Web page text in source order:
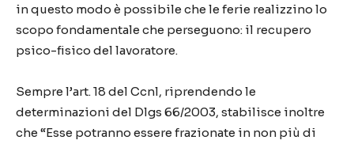
in questo modo è possibile che le ferie realizzino lo
scopo fondamentale che perseguono: il recupero
psico-fisico del lavoratore.
Sempre l’art. 18 del Ccnl, riprendendo le
determinazioni del Dlgs 66/2003, stabilisce inoltre
che “Esse potranno essere frazionate in non più di